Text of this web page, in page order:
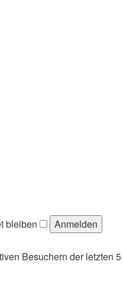
bleiben
Besuchern der letzten